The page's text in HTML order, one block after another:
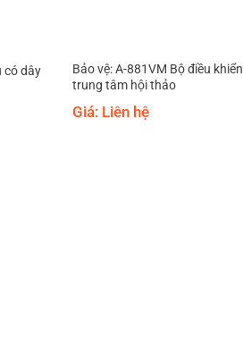
có dây
Bảo vệ: A-881VM Bộ điều khiển
trung tâm hội thảo
Giá: Liên hệ